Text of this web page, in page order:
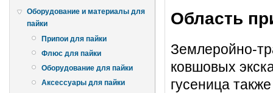
Оборудование и материалы для
пайки
Припои для пайки
Флюс для пайки
Оборудование для пайки
Аксессуары для пайки
Область
Землеройно-
ковшовых
гусеница